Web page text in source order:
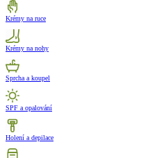
Krémy na ruce
Krémy na nohy
Sprcha a koupel
SPF a opalování
Holení a depilace